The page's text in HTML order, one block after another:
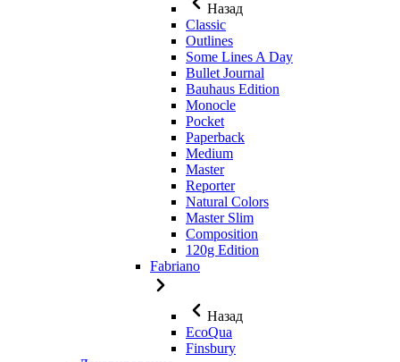
Назад
Classic
Outlines
Some Lines A Day
Bullet Journal
Bauhaus Edition
Monocle
Pocket
Paperback
Medium
Master
Reporter
Natural Colors
Master Slim
Composition
120g Edition
Fabriano
Назад
EcoQua
Finsbury